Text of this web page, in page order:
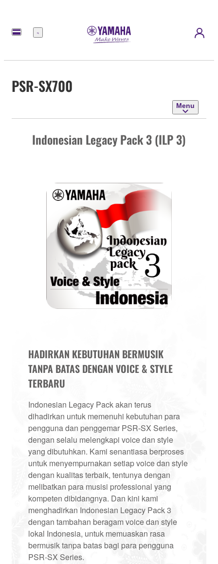
Menu
PSR-SX700
Menu
Indonesian Legacy Pack 3 (ILP 3)
HADIRKAN KEBUTUHAN BERMUSIK
TANPA BATAS DENGAN VOICE & STYLE
TERBARU
Indonesian Legacy Pack akan terus
dihadirkan untuk memenuhi kebutuhan para
pengguna dan penggemar PSR-SX Series,
dengan selalu melengkapi voice dan style
yang dibutuhkan. Kami senantiasa berproses
untuk menyempurnakan setiap voice dan style
dengan kualitas terbaik, tentunya dengan
melibatkan para musisi professional yang
kompeten dibidangnya. Dan kini kami
menghadirkan Indonesian Legacy Pack 3
dengan tambahan beragam voice dan style
lokal Indonesia, untuk memuaskan rasa
bermusik tanpa batas bagi para pengguna
PSR-SX Series.